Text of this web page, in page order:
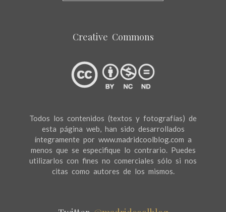
Creative Commons
Todos los contenidos (textos y fotografías) de
esta página web, han sido desarrollados
íntegramente por www.madridcoolblog.com a
menos que se especifique lo contrario. Puedes
utilizarlos con fines no comerciales sólo si nos
citas como autores de los mismos.